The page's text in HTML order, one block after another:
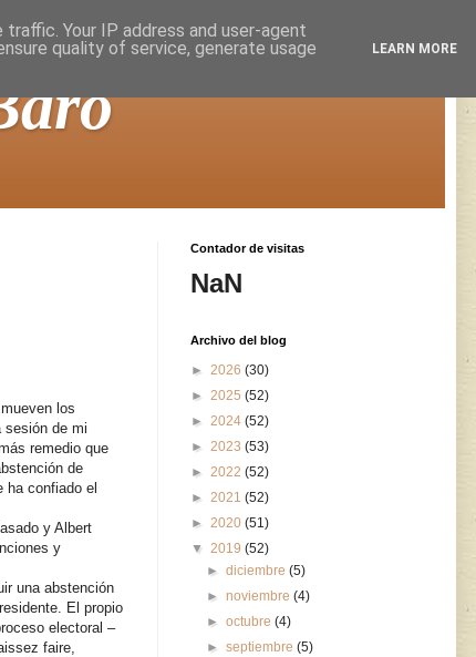
los
sesión de mi
remedio que
de
ha confiado el
y Albert
y
una abstención
El propio
electoral –
faire,
Contador de visitas
NaN
Archivo del blog
► 2026 (30)
► 2025 (52)
► 2024 (52)
► 2023 (53)
► 2022 (52)
► 2021 (52)
► 2020 (51)
▼ 2019 (52)
►diciembre(5)
►noviembre(4)
►octubre(4)
►septiembre(5)
Your IP address and user-agent
quality of service, generate usage
LEARN MORE